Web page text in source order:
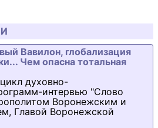
Вавилон, глобализация
Чем опасна тотальная
духовно-
интервью "Слово
Воронежским и
Главой Воронежской